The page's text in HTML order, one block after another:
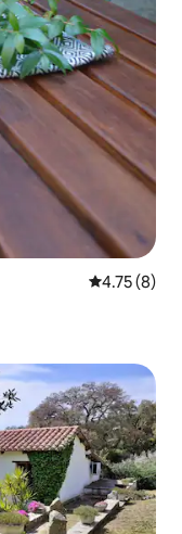
Calificación
4.75 (8)